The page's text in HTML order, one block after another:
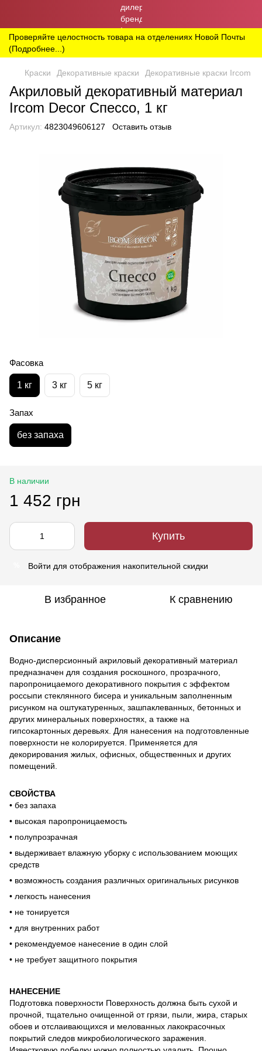
Проверяйте целостность товара на отделениях Новой Почты
(Подробнее...)
Краски Декоративные краски Декоративные краски Ircom
Акриловый декоративный материал
Ircom Decor Спессо, 1 кг
Артикул: 4823049606127 Оставить отзыв
Фасовка
1 кг 3 кг 5 кг
Запах
без запаха
В наличии
1 452 грн
Купить
Войти для отображения накопительной скидки
В избранное К сравнению
Описание
Водно-дисперсионный акриловый декоративный материал
предназначен для создания роскошного, прозрачного,
паропроницаемого декоративного покрытия с эффектом
россыпи стеклянного бисера и уникальным заполненным
рисунком на оштукатуренных, зашпаклеванных, бетонных и
других минеральных поверхностях, а также на
гипсокартонных деревьях. Для нанесения на подготовленные
поверхности не колорируется. Применяется для
декорирования жилых, офисных, общественных и других
помещений.
СВОЙСТВА
• без запаха
• высокая паропроницаемость
• полупрозрачная
• выдерживает влажную уборку с использованием моющих
средств
• возможность создания различных оригинальных рисунков
• легкость нанесения
• не тонируется
• для внутренних работ
• рекомендуемое нанесение в один слой
• не требует защитного покрытия
НАНЕСЕНИЕ
Подготовка поверхности Поверхность должна быть сухой и
прочной, тщательно очищенной от грязи, пыли, жира, старых
обоев и отслаивающихся и мелованных лакокрасочных
покрытий следов микробиологического заражения.